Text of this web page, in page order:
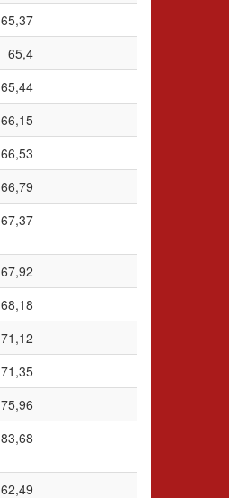
65,37
65,4
65,44
66,15
66,53
66,79
67,37
67,92
68,18
71,12
71,35
75,96
83,68
62,49